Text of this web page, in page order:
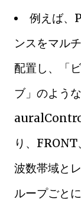
例えば、
ンスをマル
配置し、「
ブ」のよう
り、
波数帯域と
ループごと